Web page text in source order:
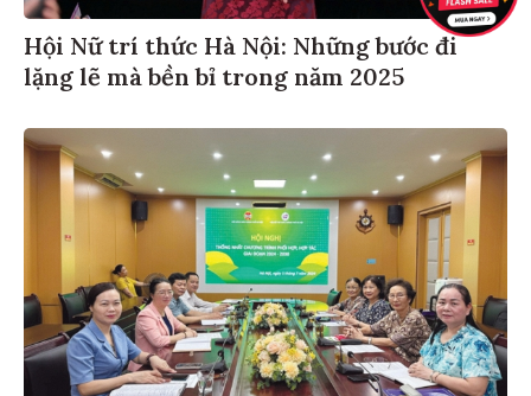
Hội Nữ trí thức Hà Nội: Những bước đi
lặng lẽ mà bền bỉ trong năm 2025